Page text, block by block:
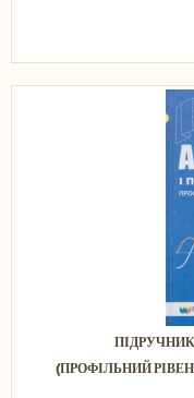
(ПРОФІЛЬНИЙ